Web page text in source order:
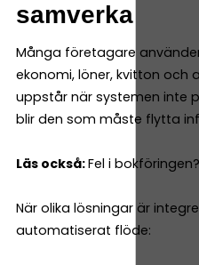
samverka
Många företagare
ekonomi, löner, kvitton och
uppstår när systemen inte
blir den som måste flytta
Läs också:Fel i bokföringen?
När olika lösningar är
automatiserat flöde: